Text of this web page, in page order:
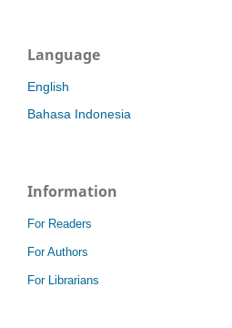
Language
English
Bahasa Indonesia
Information
For Readers
For Authors
For Librarians